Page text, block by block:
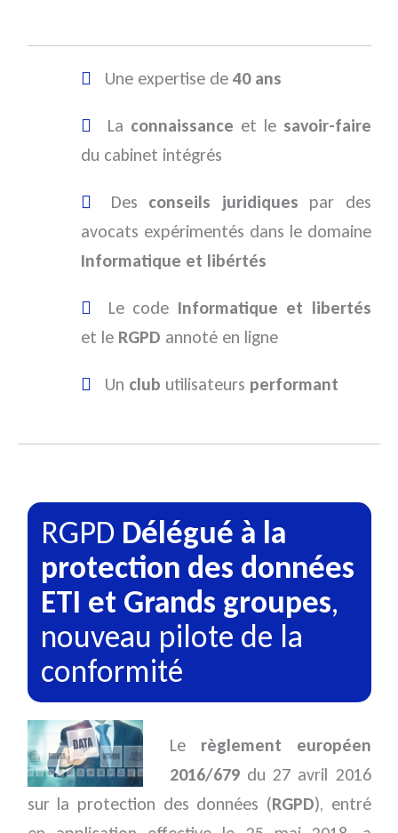
Une expertise de 40 ans
La connaissance et le savoir-faire
du cabinet intégrés
Des conseils juridiques par des
avocats expérimentés dans le domaine
Informatique et libértés
Le code Informatique et libertés
et le RGPD annoté en ligne
Un club utilisateurs performant
RGPD Délégué à la
protection des données
ETI et Grands groupes,
nouveau pilote de la
conformité
Le règlement européen
2016/679du 27 avril 2016
sur la protection des données (RGPD), entré